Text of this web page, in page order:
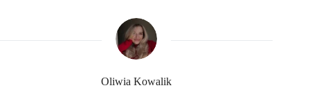
Oliwia Kowalik